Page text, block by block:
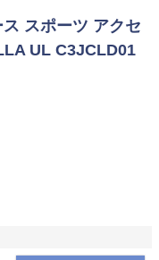
スポーツ アクセ
UL C3JCLD01